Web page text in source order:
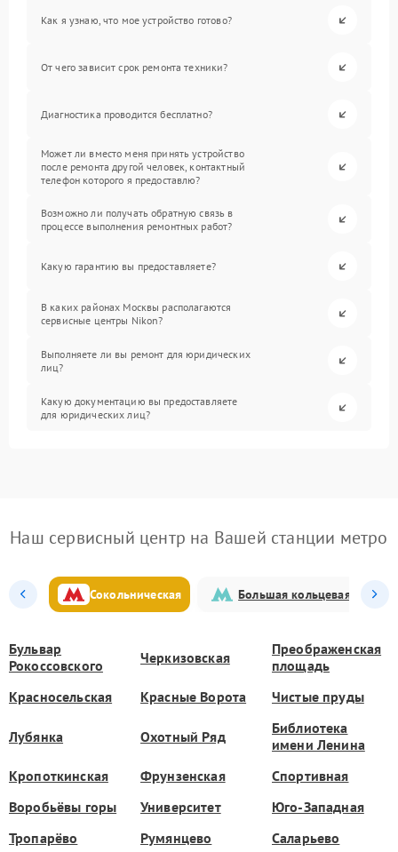
Как я узнаю, что мое устройство готово?
От чего зависит срок ремонта техники?
Диагностика проводится бесплатно?
Может ли вместо меня принять устройство
после ремонта другой человек, контактный
телефон которого я предоставлю?
Возможно ли получать обратную связь в
процессе выполнения ремонтных работ?
Какую гарантию вы предоставляете?
В каких районах Москвы располагаются
сервисные центры Nikon?
Выполняете ли вы ремонт для юридических
лиц?
Какую документацию вы предоставляете
для юридических лиц?
Наш сервисный центр на Вашей станции метро
Сокольническая Большая кольцевая
Бульвар
Рокоссовского
Черкизовская
Преображенская
площадь
Красносельская
Красные Ворота Чистые пруды
Лубянка Охотный Ряд
Библиотека
имени Ленина
Кропоткинская
Фрунзенская
Спортивная
Воробьёвы горы
Университет
Юго-Западная
Тропарёво
Румянцево Саларьево